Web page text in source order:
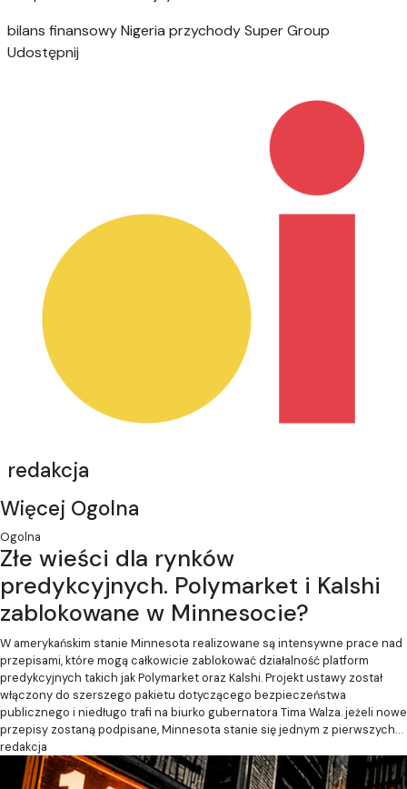
bilans finansowyNigeria przychodySuper Group
Udostępnij
redakcja
Więcej Ogolna
Ogolna
Złe wieści dla rynków
predykcyjnych. Polymarket i Kalshi
zablokowane w Minnesocie?
W amerykańskim stanie Minnesota realizowane są intensywne prace nad
przepisami, które mogą całkowicie zablokować działalność platform
predykcyjnych takich jak Polymarket oraz Kalshi. Projekt ustawy został
włączony do szerszego pakietu dotyczącego bezpieczeństwa
publicznego i niedługo trafi na biurko gubernatora Tima Walza. jeżeli nowe
przepisy zostaną podpisane, Minnesota stanie się jednym z pierwszych…
redakcja